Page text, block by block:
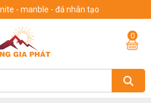
- manble - đá nhân tạo
0